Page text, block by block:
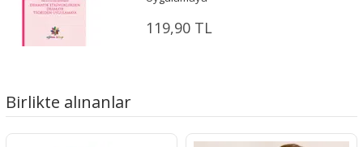
119,90 TL
Birlikte alınanlar